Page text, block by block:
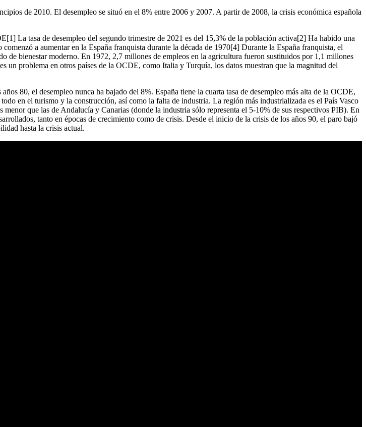
de 2010. El desempleo se situó en el 8% entre 2006 y 2007. A partir de 2008, la crisis económica española
La tasa de desempleo del segundo trimestre de 2021 es del 15,3% de la población activa[2] Ha habido una
a aumentar en la España franquista durante la década de 1970[4] Durante la España franquista, el
de bienestar moderno. En 1972, 2,7 millones de empleos en la agricultura fueron sustituidos por 1,1 millones
un problema en otros países de la OCDE, como Italia y Turquía, los datos muestran que la magnitud del
80, el desempleo nunca ha bajado del 8%. España tiene la cuarta tasa de desempleo más alta de la OCDE,
en el turismo y la construcción, así como la falta de industria. La región más industrializada es el País Vasco
que las de Andalucía y Canarias (donde la industria sólo representa el 5-10% de sus respectivos PIB). En
tanto en épocas de crecimiento como de crisis. Desde el inicio de la crisis de los años 90, el paro bajó
hasta la crisis actual.